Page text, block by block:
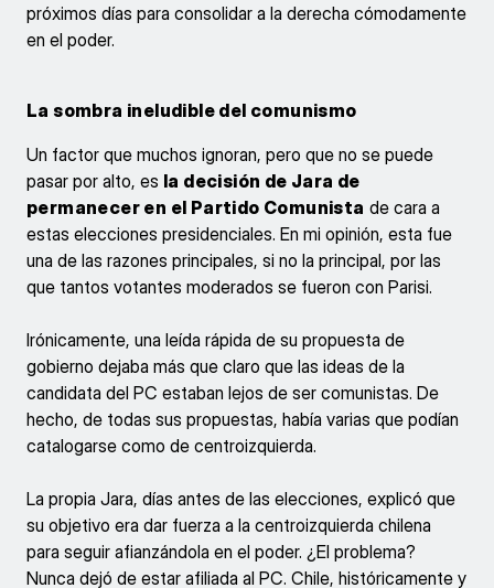
próximos días para consolidar a la derecha cómodamente
en el poder.
La sombra ineludible del comunismo
Un factor que muchos ignoran, pero que no se puede
pasar por alto, es la decisión de Jara de
permanecer en el Partido Comunista de cara a
estas elecciones presidenciales. En mi opinión, esta fue
una de las razones principales, si no la principal, por las
que tantos votantes moderados se fueron con Parisi.
Irónicamente, una leída rápida de su propuesta de
gobierno dejaba más que claro que las ideas de la
candidata del PC estaban lejos de ser comunistas. De
hecho, de todas sus propuestas, había varias que podían
catalogarse como de centroizquierda.
La propia Jara, días antes de las elecciones, explicó que
su objetivo era dar fuerza a la centroizquierda chilena
para seguir afianzándola en el poder. ¿El problema?
Nunca dejó de estar afiliada al PC. Chile, históricamente y